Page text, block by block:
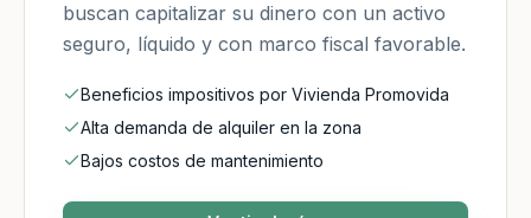
buscan capitalizar su dinero con un activo
seguro, líquido y con marco fiscal favorable.
Beneficios impositivos por Vivienda Promovida
Alta demanda de alquiler en la zona
Bajos costos de mantenimiento